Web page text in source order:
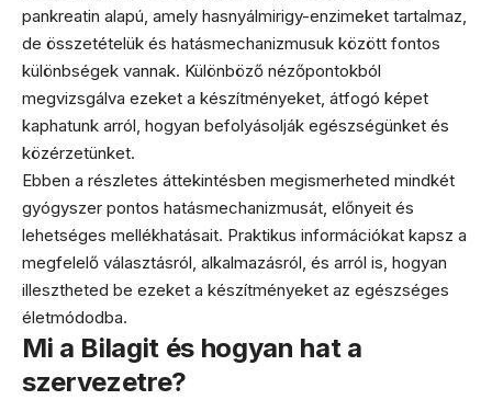
pankreatin alapú, amely hasnyálmirigy-enzimeket tartalmaz,
de összetételük és hatásmechanizmusuk között fontos
különbségek vannak. Különböző nézőpontokból
megvizsgálva ezeket a készítményeket, átfogó képet
kaphatunk arról, hogyan befolyásolják egészségünket és
közérzetünket.
Ebben a részletes áttekintésben megismerheted mindkét
gyógyszer pontos hatásmechanizmusát, előnyeit és
lehetséges mellékhatásait. Praktikus információkat kapsz a
megfelelő választásról, alkalmazásról, és arról is, hogyan
illesztheted be ezeket a készítményeket az egészséges
életmódodba.
Mi a Bilagit és hogyan hat a
szervezetre?